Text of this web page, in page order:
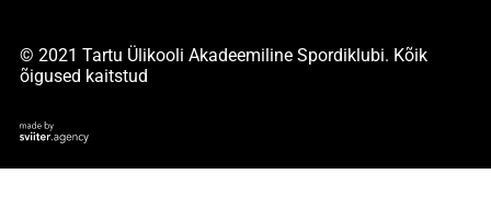
© 2021 Tartu Ülikooli Akadeemiline Spordiklubi. Kõik
õigused kaitstud